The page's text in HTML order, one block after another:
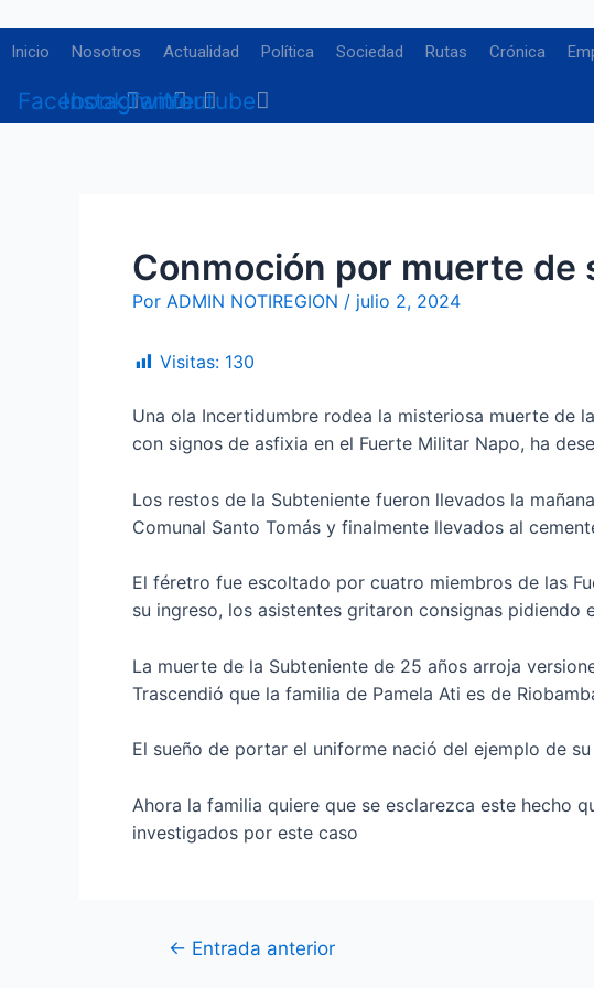
al
Inicio Nosotros Actualidad Política Sociedad Rutas Crónica
Facebook
Instagram
TwitterYoutube
Conmoción por muerte de
Por ADMIN NOTIREGION / julio 2, 2024
Visitas: 130
Una ola Incertidumbre rodea la misteriosa muerte de
con signos de asfixia en el Fuerte Militar Napo, ha
Los restos de la Subteniente fueron llevados la
Comunal Santo Tomás y finalmente llevados al
El féretro fue escoltado por cuatro miembros de las
su ingreso, los asistentes gritaron consignas pidiendo
La muerte de la Subteniente de 25 años arroja
Trascendió que la familia de Pamela Ati es de
El sueño de portar el uniforme nació del ejemplo de
Ahora la familia quiere que se esclarezca este hecho
investigados por este caso
← Entrada anterior